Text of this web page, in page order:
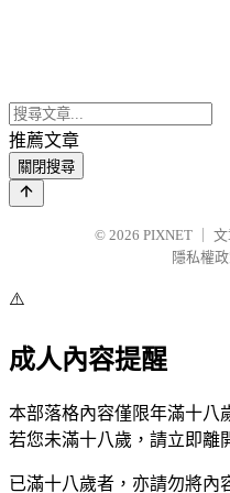
推薦文章
關閉搜尋
© 2026 PIXNET
隱私權
⚠️
成人內容提醒
本部落格內容僅限年滿十八
若您未滿十八歲，請立即離
已滿十八歲者，亦請勿將內